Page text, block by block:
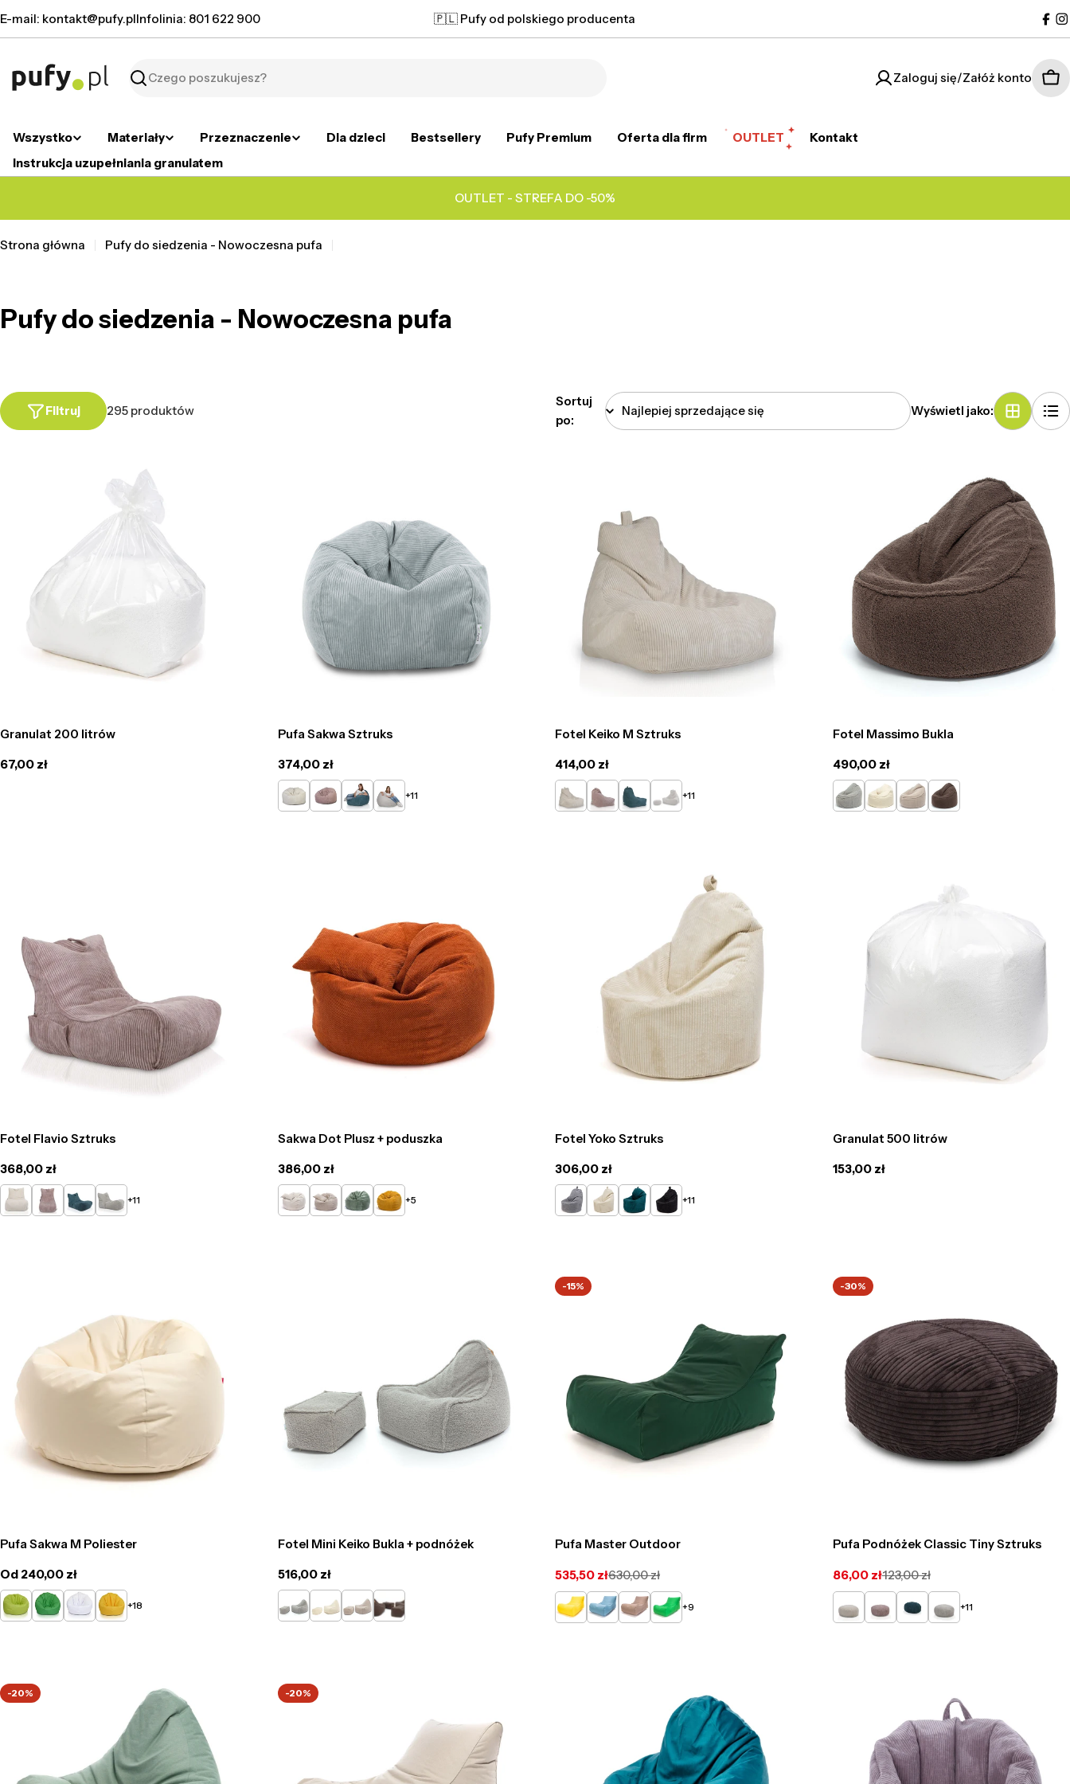
do
E-mail: kontakt@pufy.plInfolinia: 801 622 900 🇵🇱 Pufy od polskiego producenta
Szukaj
Zaloguj się/Załóż konto
Wszystko Materiały Przeznaczenie Dla dzieci Bestsellery Pufy Premium Oferta dla firm OUTLET
Kontakt
Instrukcja uzupełniania granulatem
OUTLET - STREFA DO -50%
Strona główna Pufy do siedzenia - Nowoczesna pufa
Pufy do siedzenia - Nowoczesna pufa
295 produktów
Filtruj
Sortuj
po:
Wyświetl jako:
Granulat 200 litrów
Cena
67,00 zł
Pufa Sakwa Sztruks
Cena
regularna
374,00 zł
KremowyPudrowy
róż
TurkusowyPopielaty
+11
Fotel Keiko M Sztruks
Cena
regularna
414,00 zł
KremowyPudrowy
róż
TurkusowyPopielaty
+11
Fotel Massimo Bukla
Cena
regularna
490,00 zł
Jasno
Szary
KremowyCappucino
Ciemno
Brązowy
Fotel Flavio Sztruks
Cena
regularna
368,00 zł
KremowyPudrowy
róż
TurkusowyPopielaty
+11
Sakwa Dot Plusz + poduszka
Cena
regularna
386,00 zł
KremowyBeżowyZielonyŻółty +5
Fotel Yoko Sztruks
Cena
regularna
306,00 zł
Gołębi KremowyButelkowa
zieleń
Czarny
+11
Granulat 500 litrów
Cena
153,00 zł
Pufa Sakwa M Poliester
Cena
regularna
Od 240,00 zł
Limonkowy
ZielonyBiały Żółty +18
Fotel Mini Keiko Bukla + podnóżek
Cena
regularna
516,00 zł
Jasno
Szary
KremowyCappucino
Ciemno
Brązowy
-15%
Pufa Master Outdoor
Cena
promocyjna
535,50 zł
Cena
regularna
630,00 zł
Żółty Jasno
Niebieski
Cappucino
Zielony+9
-30%
Pufa Podnóżek Classic Tiny Sztruks
Cena
promocyjna
86,00 zł
Cena
regularna
123,00 zł
Pudrowy
róż
Turkusowy +11
-20% -20%